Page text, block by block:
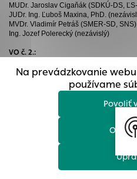
MUDr. Jaroslav Cigaňák (SDKÚ-DS,
JUDr. Ing. Ľuboš Maxina, PhD.
MVDr. Vladimír Petráš (SMER-SD, SNS)
Ing. Jozef Polerecký (nezávislý)
VO č. 2.:
MUDr. Marián Jakubis (SMER-SDS,
MUDr. Ján Šlapák (SMER-SD, SNS)
Bc. Roman Hlaváč (SMER-SD, SNS)
Mgr. Art. Anton Bakyta (nezávislý)
Ing. Petra Kobetičová (SMER-SD, SNS)
Mgr. Ružena Dlábiková (SMER-SD, SNS)
MUDr. Gabriel Šimko, MPH (SDKÚ-
Na prevádzkovanie
používame
Povoliť
skúsenosť. Všetky dáta sa
možné ich spojiť s konkrétnou
Uložiť
Viac